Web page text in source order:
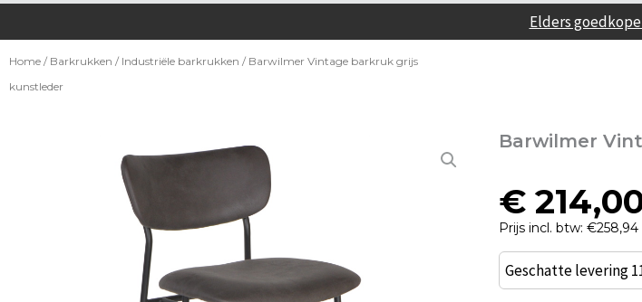
Elders
Home / Barkrukken / Industriële barkrukken / Barwilmer Vintage barkruk grijs
kunstleder
Barwilmer
€
Prijs incl. btw: €258,94
Geschatte levering
Barwilmer
Vintage